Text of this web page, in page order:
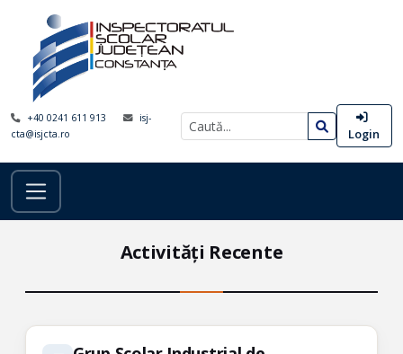
+40 0241 611 913
isj-
cta@isjcta.ro
Login
Activități Recente